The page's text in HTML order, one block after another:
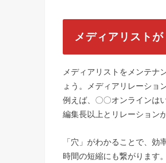
メディアリスト
メディアリストをメンテナ
ょう。メディアリレーショ
例えば、〇〇オンラインは
編集長以上とリレーション
「穴」がわかることで、
時間の短縮にも繋がります。